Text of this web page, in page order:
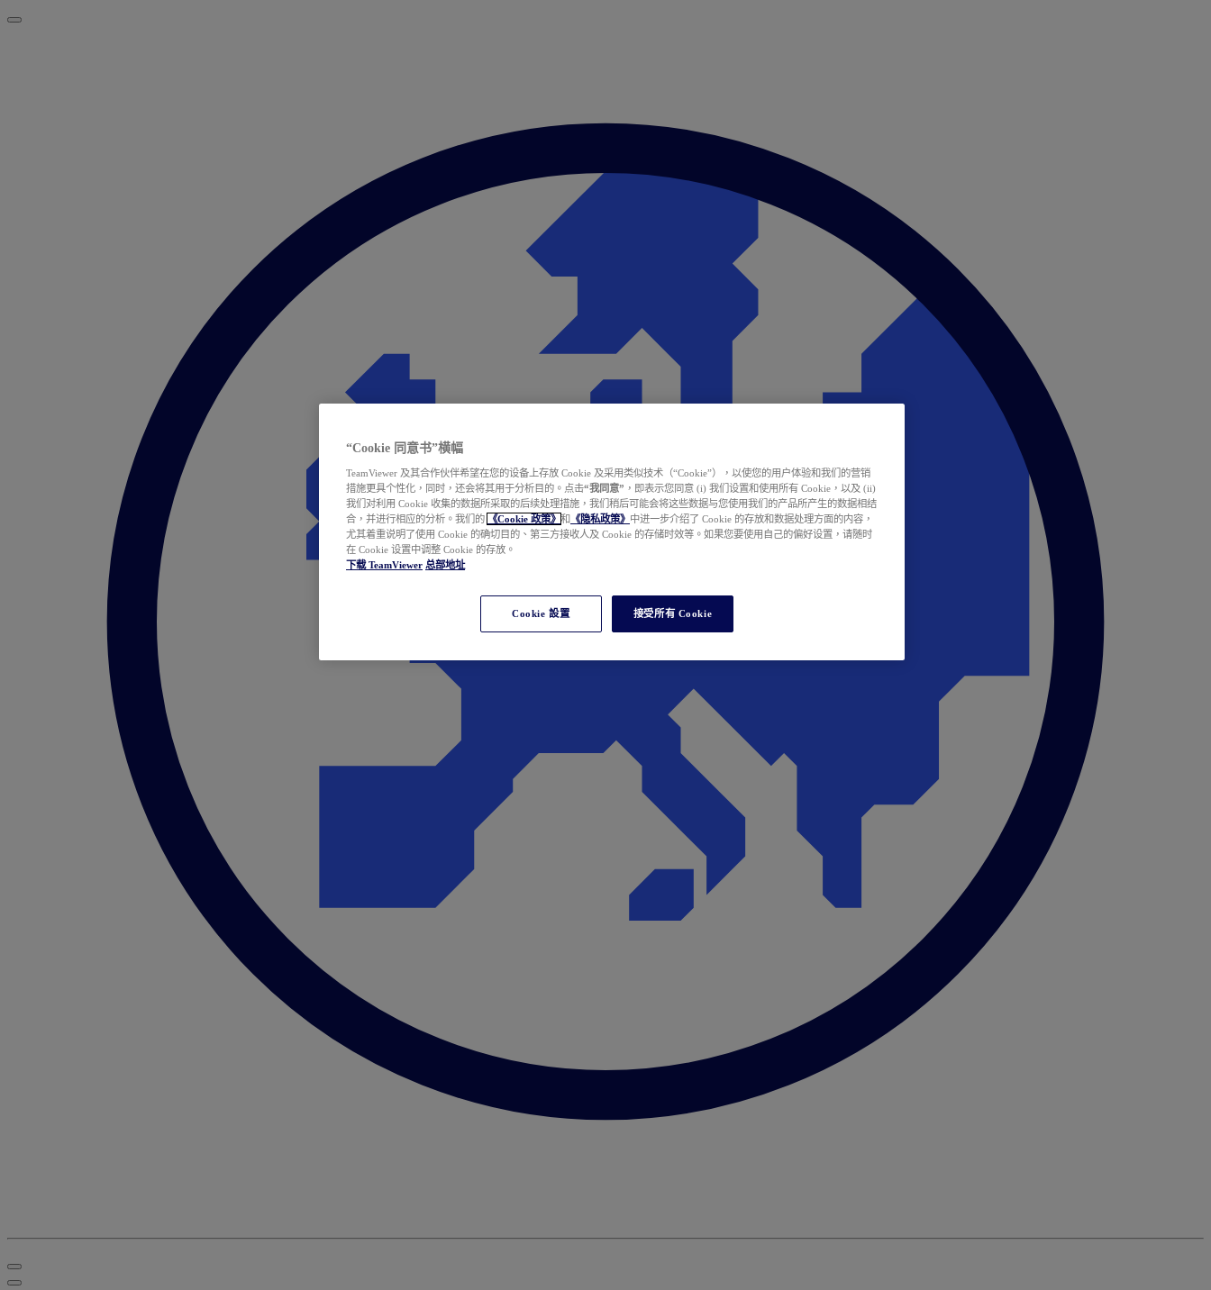
“Cookie 同意书”横幅
TeamViewer 及其合作伙伴希望在您的设备上存放 Cookie 及采用类似技术（“Cookie”），以使您的用户体验和我们的营销
措施更具个性化，同时，还会将其用于分析目的。点击“我同意” ，即表示您同意 (i) 我们设置和使用所有 Cookie，以及 (ii)
我们对利用 Cookie 收集的数据所采取的后续处理措施，我们稍后可能会将这些数据与您使用我们的产品所产生的数据相结
合，并进行相应的分析。我们的
《Cookie 政策》 和 《隐私政策》 中进一步介绍了 Cookie 的存放和数据处理方面的内容，
尤其着重说明了使用 Cookie 的确切目的、第三方接收人及 Cookie 的存储时效等。如果您要使用自己的偏好设置，请随时
在 Cookie 设置中调整 Cookie 的存放。
下载 TeamViewer 总部地址
Cookie 設置 接受所有 Cookie